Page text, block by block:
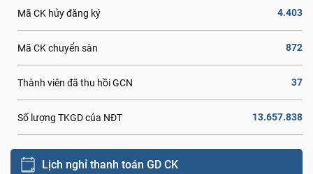
Mã CK hủy đăng ký 4.403
Mã CK chuyển sàn 872
Thành viên đã thu hồi GCN 37
Số lượng TKGD của NĐT 13.657.838
Lịch nghỉ thanh toán GD CK